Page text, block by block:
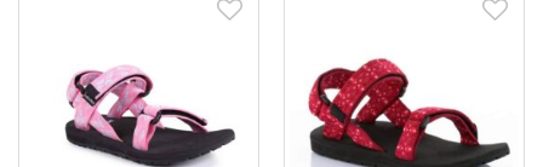
סוגים.
האפשרויות
בעמוד
המוצר
סוגים.
האפשרויות
בעמוד
המוצר